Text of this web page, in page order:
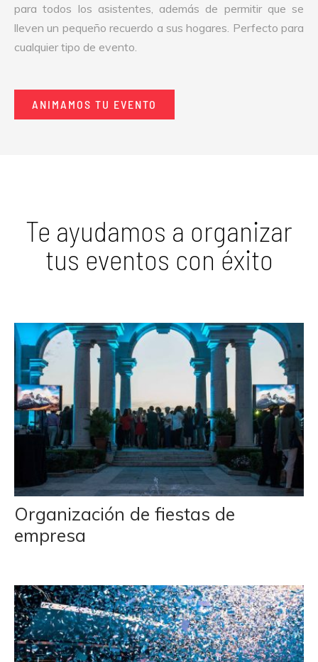
para todos los asistentes, además de permitir que se
lleven un pequeño recuerdo a sus hogares. Perfecto para
cualquier tipo de evento.
ANIMAMOS TU EVENTO
Te ayudamos a organizar
tus eventos con éxito
Organización de fiestas de
empresa